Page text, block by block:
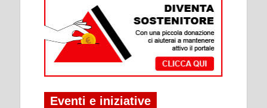
Eventi e iniziative